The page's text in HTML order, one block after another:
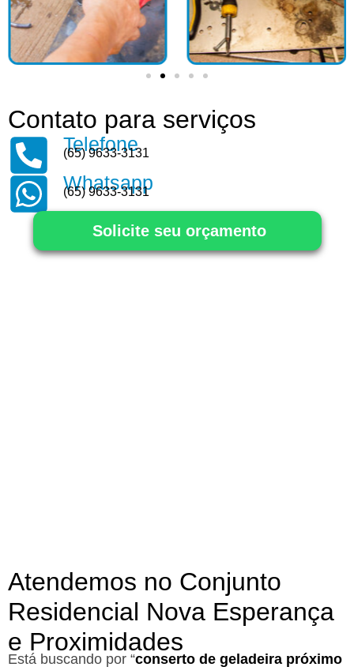
Contato para serviços
Telefone
(65) 9633-3131
Whatsapp
(65) 9633-3131
Solicite seu orçamento
Atendemos no Conjunto
Residencial Nova Esperança
e Proximidades
Está buscando por “conserto de geladeira próximo